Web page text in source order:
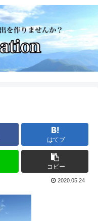
はてブ
コピー
2020.05.24